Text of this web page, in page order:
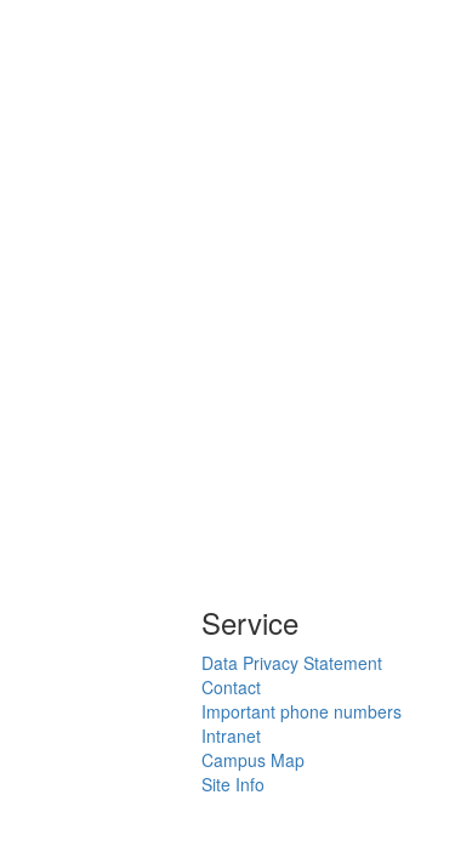
Service
Data Privacy Statement
Contact
Important phone numbers
Intranet
Campus Map
Site Info